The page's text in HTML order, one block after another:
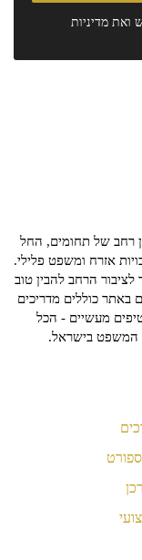
ואת מדיניות
רחב של תחומים, החל
אזרח ומשפט פלילי.
הרחב להבין טוב
באתר כוללים מדריכים
מעשיים - הכל
המשפט בישראל.